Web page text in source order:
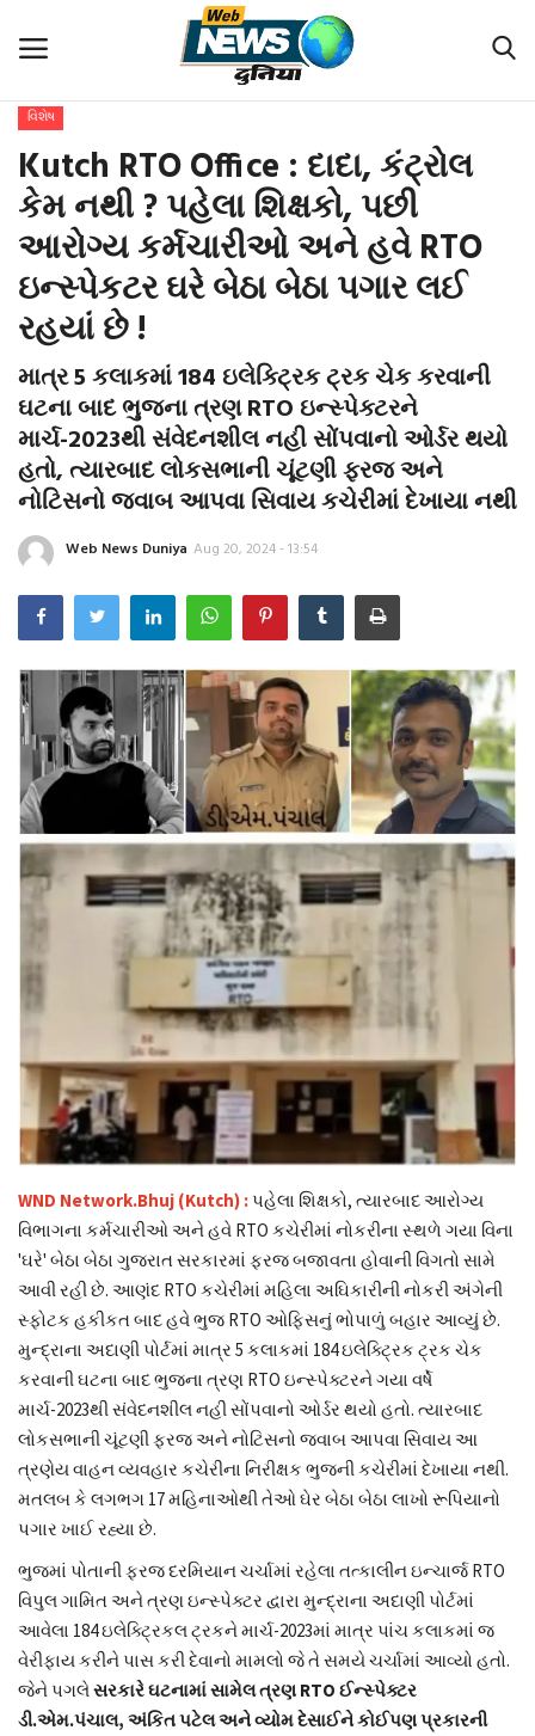
હોમ
ટોપ સ્ટોરી
આંતરરાષ્ટ્રીય
રાષ્ટ્રીય
ગુજરાત
ઇકોનોમી-ઇન્ડસ્ટ્રીઝ
વિશેષ
ફોટો ન્યૂઝ
વિશેષ
Kutch RTO Office : દાદા, કંટ્રોલ
કેમ નથી ? પહેલા શિક્ષકો, પછી
આરોગ્ય કર્મચારીઓ અને હવે RTO
ઇન્સ્પેકટર ઘરે બેઠા બેઠા પગાર લઈ
રહયાં છે !
માત્ર 5 કલાકમાં 184 ઇલેક્ટ્રિક ટ્રક ચેક કરવાની
ઘટના બાદ ભુજના ત્રણ RTO ઇન્સ્પેક્ટરને
માર્ચ-2023થી સંવેદનશીલ નહી સોંપવાનો ઓર્ડર થયો
હતો, ત્યારબાદ લોકસભાની ચૂંટણી ફરજ અને
નોટિસનો જવાબ આપવા સિવાય કચેરીમાં દેખાયા નથી
Web News Duniya Aug 20, 2024 - 13:54
WND Network.Bhuj (Kutch) :પહેલા શિક્ષકો, ત્યારબાદ આરોગ્ય
વિભાગના કર્મચારીઓ અને હવે RTO કચેરીમાં નોકરીના સ્થળે ગયા વિના
'ઘરે' બેઠા બેઠા ગુજરાત સરકારમાં ફરજ બજાવતા હોવાની વિગતો સામે
આવી રહી છે. આણંદ RTO કચેરીમાં મહિલા અઘિકારીની નોકરી અંગેની
સ્ફોટક હકીકત બાદ હવે ભુજ RTO ઓફિસનું ભોપાળું બહાર આવ્યું છે.
મુન્દ્રાના અદાણી પોર્ટમાં માત્ર 5 કલાકમાં 184 ઇલેક્ટ્રિક ટ્રક ચેક
કરવાની ઘટના બાદ ભુજના ત્રણ RTO ઇન્સ્પેક્ટરને ગયા વર્ષે
માર્ચ-2023થી સંવેદનશીલ નહી સોંપવાનો ઓર્ડર થયો હતો. ત્યારબાદ
લોકસભાની ચૂંટણી ફરજ અને નોટિસનો જવાબ આપવા સિવાય આ
ત્રણેય વાહન વ્યવહાર કચેરીના નિરીક્ષક ભુજની કચેરીમાં દેખાયા નથી.
મતલબ કે લગભગ 17 મહિનાઓથી તેઓ ઘેર બેઠા બેઠા લાખો રૂપિયાનો
પગાર ખાઈ રહ્યા છે.
ભુજમાં પોતાની ફરજ દરમિયાન ચર્ચામાં રહેલા તત્કાલીન ઇન્ચાર્જ RTO
વિપુલ ગામિત અને ત્રણ ઇન્સ્પેક્ટર દ્વારા મુન્દ્રાના અદાણી પોર્ટમાં
આવેલા 184 ઇલેક્ટ્રિકલ ટ્રકને માર્ચ-2023માં માત્ર પાંચ કલાકમાં જ
વેરીફાય કરીને પાસ કરી દેવાનો મામલો જે તે સમયે ચર્ચામાં આવ્યો હતો.
જેને પગલેસરકારે ઘટનામાં સામેલ ત્રણ RTO ઈન્સ્પેક્ટર
ડી.એમ.પંચાલ, અંકિત પટેલ અને વ્યોમ દેસાઈને કોઈપણ પ્રકારની